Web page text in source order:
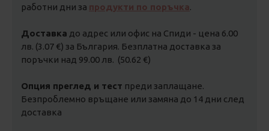
работни дни за продукти по поръчка.
Доставка до адрес или офис на Спиди - цена 6.00
лв. (3.07 €) за България. Безплатна доставка за
поръчки над 99.00 лв. (50.62 €)
Опция преглед и тест преди заплащане.
Безпроблемно връщане или замяна до 14 дни след
доставка